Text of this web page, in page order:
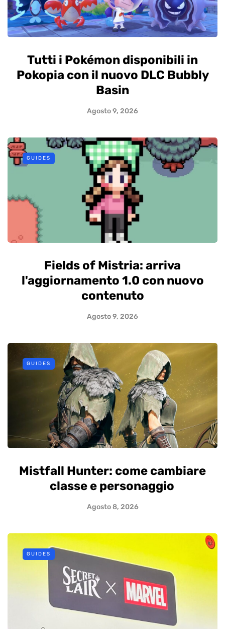
Tutti i Pokémon disponibili in
Pokopia con il nuovo DLC Bubbly
Basin
Agosto 9, 2026
GUIDES
Fields of Mistria: arriva
l'aggiornamento 1.0 con nuovo
contenuto
Agosto 9, 2026
GUIDES
Mistfall Hunter: come cambiare
classe e personaggio
Agosto 8, 2026
GUIDES